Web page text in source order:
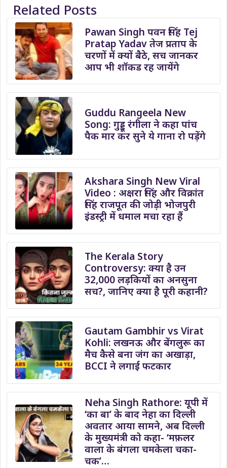
Related Posts
Pawan Singh पवन सिंह Tej
Pratap Yadav तेज प्रताप के
चरणों में क्यों बैठे, सच जानकर
आप भी शॉकड रह जायेंगे
Guddu Rangeela New
Song: गुड्डू रंगीला ने कहा पांच
पैक मार कर सुने ये गाना रो पड़ेंगे
Akshara Singh New Viral
Video : अक्षरा सिंह और विक्रांत
सिंह राजपूत की जोड़ी भोजपुरी
इंडस्ट्री में धमाल मचा रहा हैं
The Kerala Story
Controversy: क्या है उन
32,000 लड़कियों का अनसुना
सच?, जानिए क्या है पूरी कहानी?
Gautam Gambhir vs Virat
Kohli: लखनऊ और बेंगलुरू का
मैच कैसे बना जंग का अखाड़ा,
BCCI ने लगाई फटकार
Neha Singh Rathore: यूपी में
‘का बा’ के बाद नेहा का दिल्ली
अवतार आया सामने, अब दिल्ली
के मुख्यमंत्री को कहा- ‘मफ़लर
वाला के बंगला चमकेला चका-
चक’…